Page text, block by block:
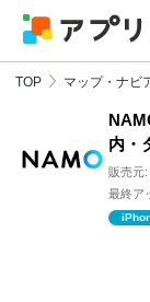
TOP マップ・ナビ
内・
販売元:
最終ア